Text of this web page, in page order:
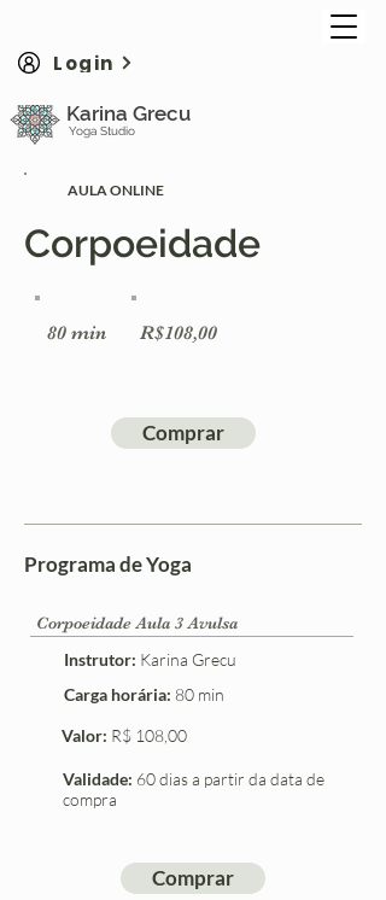
Karina Grecu
Yoga Studio
Login
AULA ONLINE
Corpoeidade
80 min R$108,00
Comprar
Programa de Yoga
Corpoeidade Aula 3 Avulsa
Instrutor: Karina Grecu
Carga horária: 80 min
Valor: R$ 108,00
Validade: 60 dias a partir da data de
compra
Comprar